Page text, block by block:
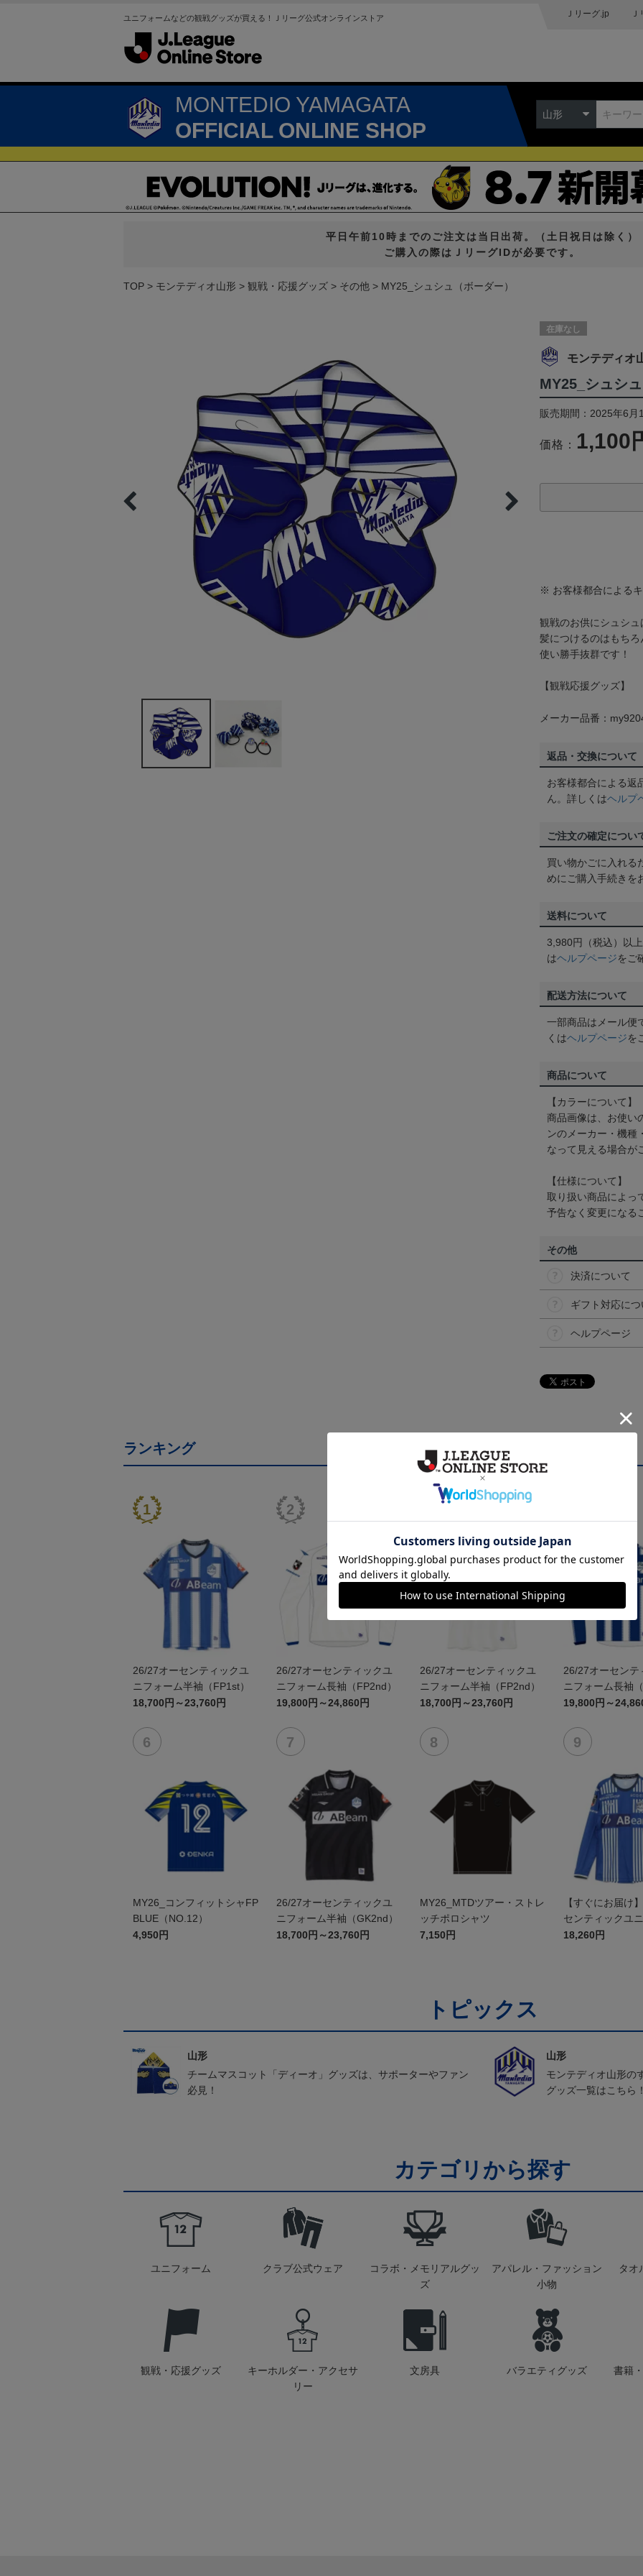
ユニフォームなどの観戦グッズが買える！Ｊリーグ公式オンラインストア Ｊリーグ.jp
MONTEDIO YAMAGATA
OFFICIAL ONLINE SHOP
山形
平日午前10時までのご注文は当日出荷。（土日祝日は除く）
ご購入の際はＪリーグIDが必要です。
TOP モンテディオ山形 観戦・応援グッズ その他 MY25_シュシュ（ボーダー）
在庫なし
モンテディオ
MY25_シュシ
販売期間：2025年6
価格： 1,100
※ お客様都合による
観戦のお供にシュシ
髪につけるのはもち
使い勝手抜群です！
【観戦応援グッズ】
メーカー品番：
返品・交換について
お客様都合による返
ん。詳しくはヘルプ
ご注文の確定につい
買い物かごに入れる
めにご購入手続きを
送料について
3,980円（税込）以
はヘルプページをご
配送方法について
一部商品はメール便
くはヘルプページを
商品について
【カラーについて】
商品画像は、お使い
ンのメーカー・機種
なって見える場合が
【仕様について】
取り扱い商品によっ
予告なく変更になる
その他
決済について
ギフト対応に
ヘルプページ
ランキング
26/27オーセンティックユ
ニフォーム半袖（FP1st）
18,700円～23,760円
26/27オーセンティックユ
ニフォーム長袖（FP2nd）
19,800円～24,860円
26/27オーセンティックユ
ニフォーム半袖（FP2nd）
18,700円～23,760円
26/27オーセンテ
ニフォーム長袖
19,800円～
MY26_コンフィットシャFP
BLUE（NO.12）
4,950円
26/27オーセンティックユ
ニフォーム半袖（GK2nd）
18,700円～23,760円
MY26_MTDツアー・ストレ
ッチポロシャツ
7,150円
【すぐにお届け
センティックユ
FP1st（長袖）
18,260円
トピックス
山形
チームマスコット「ディーオ」グッズは、サポーターやファン
必見！
山形
モンテディオ山形の
グッズ一覧はこちら
カテゴリから探す
ユニフォーム クラブ公式ウェア
コラボ・メモリアルグッ
ズ
アパレル・ファッション
小物
タオ
観戦・応援グッズ
キーホルダー・アクセサ
リー
文房具 バラエティグッズ 書籍